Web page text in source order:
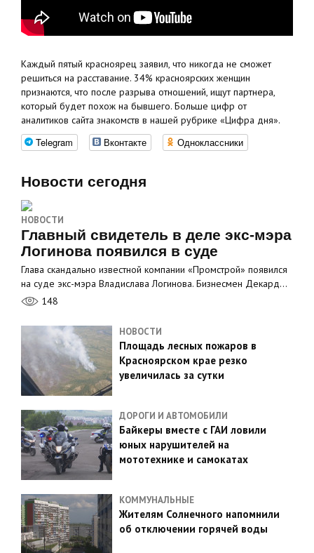
Каждый пятый красноярец заявил, что никогда не сможет
решиться на расставание. 34% красноярских женщин
признаются, что после разрыва отношений, ищут партнера,
который будет похож на бывшего. Больше цифр от
аналитиков сайта знакомств в нашей рубрике «Цифра дня».
Telegram Вконтакте Одноклассники
Новости сегодня
НОВОСТИ
Главный свидетель в деле экс-мэра
Логинова появился в суде
Глава скандально известной компании «Промстрой» появился
на суде экс-мэра Владислава Логинова. Бизнесмен Декард…
148
НОВОСТИ
Площадь лесных пожаров в
Красноярском крае резко
увеличилась за сутки
ДОРОГИ И АВТОМОБИЛИ
Байкеры вместе с ГАИ ловили
юных нарушителей на
мототехнике и самокатах
КОММУНАЛЬНЫЕ
Жителям Солнечного напомнили
об отключении горячей воды